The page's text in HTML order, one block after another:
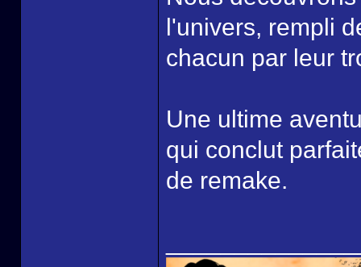
l'univers, rempli
chacun par leur
Une ultime
qui conclut
de remake.